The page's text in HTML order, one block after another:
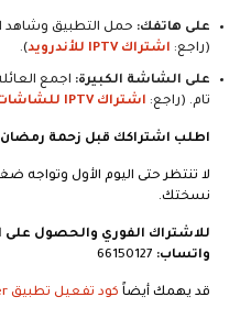
على هاتفك: حمل التطبيق وشاهد
(راجع: اشتراك IPTV للأندرويد ).
على الشاشة الكبيرة: اجمع
تام. (راجع: اشتراك IPTV للشاشات الذكية
اطلب اشتراكك قبل زحمة رمضان
لا تنتظر حتى اليوم الأول
نسختك.
للاشتراك الفوري والحصول على
واتساب: 66150127
قد يهمك أيضاً كود تفعيل تطبيق mh iptv player